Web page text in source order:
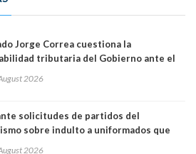
Jorge Correa cuestiona la
tributaria del Gobierno ante el
y "defendemos la alternancia en el
2026
solicitudes de partidos del
sobre indulto a uniformados que
2026